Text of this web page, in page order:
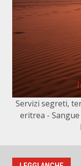
Servizi segreti,
eritrea -